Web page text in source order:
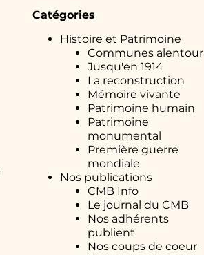
Catégories
Histoire et Patrimoine
Communes alentour
Jusqu'en 1914
La reconstruction
Mémoire vivante
Patrimoine humain
Patrimoine
monumental
Première guerre
mondiale
Nos publications
CMB Info
Le journal du CMB
Nos adhérents
publient
Nos coups de coeur